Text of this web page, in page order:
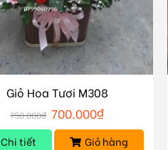
Giỏ Hoa Tươi M308
750.000₫ 700.000₫
Chi tiết Giỏ hàng